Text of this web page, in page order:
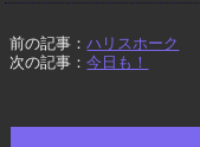
前の記事：ハリスホーク
次の記事：今日も！